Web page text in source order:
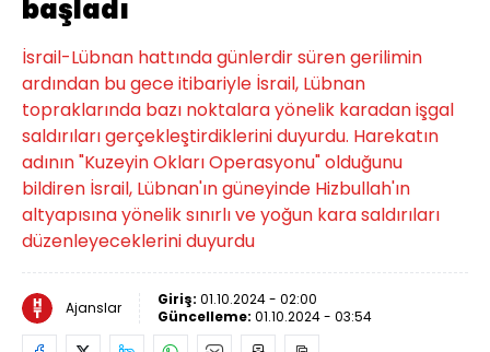
başladı
İsrail-Lübnan hattında günlerdir süren gerilimin
ardından bu gece itibariyle İsrail, Lübnan
topraklarında bazı noktalara yönelik karadan işgal
saldırıları gerçekleştirdiklerini duyurdu. Harekatın
adının "Kuzeyin Okları Operasyonu" olduğunu
bildiren İsrail, Lübnan'ın güneyinde Hizbullah'ın
altyapısına yönelik sınırlı ve yoğun kara saldırıları
düzenleyeceklerini duyurdu
Ajanslar Giriş: 01.10.2024 - 02:00
Güncelleme: 01.10.2024 - 03:54